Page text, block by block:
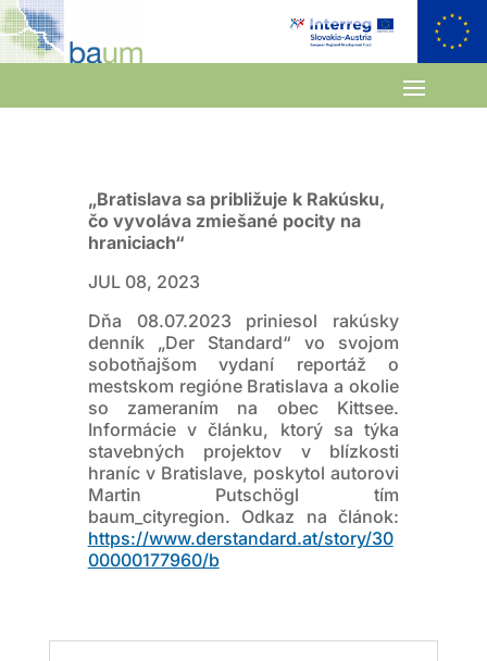
„Bratislava sa približuje k Rakúsku,
čo vyvoláva zmiešané pocity na
hraniciach“
JUL 08, 2023
Dňa 08.07.2023 priniesol rakúsky
denník „Der Standard“ vo svojom
sobotňajšom vydaní reportáž o
mestskom regióne Bratislava a okolie
so zameraním na obec Kittsee.
Informácie v článku, ktorý sa týka
stavebných projektov v blízkosti
hraníc v Bratislave, poskytol autorovi
Martin Putschögl tím
baum_cityregion. Odkaz na článok:
https://www.derstandard.at/story/30
00000177960/b